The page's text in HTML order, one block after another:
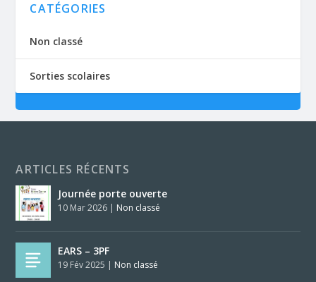
CATÉGORIES
Non classé
Sorties scolaires
ARTICLES RÉCENTS
Journée porte ouverte
10 Mar 2026 | Non classé
EARS – 3PF
19 Fév 2025 | Non classé